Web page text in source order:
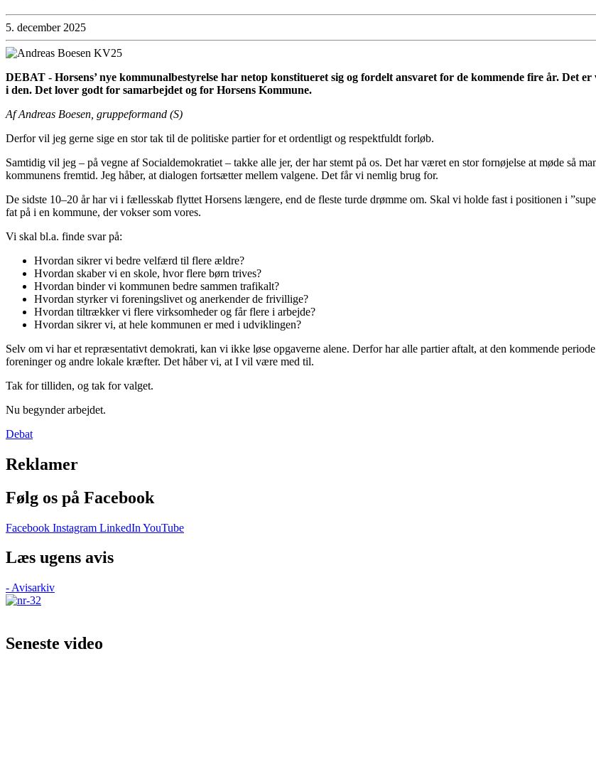
5. december 2025
DEBAT - Horsens’ nye kommunalbestyrelse har netop konstitueret sig og fordelt ansvaret for de kommende fire år. Det
i den. Det lover godt for samarbejdet og for Horsens Kommune.
Af Andreas Boesen, gruppeformand (S)
Derfor vil jeg gerne sige en stor tak til de politiske partier for et ordentligt og respektfuldt forløb.
Samtidig vil jeg – på vegne af Socialdemokratiet – takke alle jer, der har stemt på os. Det har været en stor fornøjelse at møde så
kommunens fremtid. Jeg håber, at dialogen fortsætter mellem valgene. Det får vi nemlig brug for.
De sidste 10–20 år har vi i fællesskab flyttet Horsens længere, end de fleste turde drømme om. Skal vi holde fast i positionen i
fat på i en kommune, der vokser som vores.
Vi skal bl.a. finde svar på:
Hvordan sikrer vi bedre velfærd til flere ældre?
Hvordan skaber vi en skole, hvor flere børn trives?
Hvordan binder vi kommunen bedre sammen trafikalt?
Hvordan styrker vi foreningslivet og anerkender de frivillige?
Hvordan tiltrækker vi flere virksomheder og får flere i arbejde?
Hvordan sikrer vi, at hele kommunen er med i udviklingen?
Selv om vi har et repræsentativt demokrati, kan vi ikke løse opgaverne alene. Derfor har alle partier aftalt, at den kommende
foreninger og andre lokale kræfter. Det håber vi, at I vil være med til.
Tak for tilliden, og tak for valget.
Nu begynder arbejdet.
Debat
Reklamer
Følg os på Facebook
Facebook Instagram LinkedIn YouTube
Læs ugens avis
- Avisarkiv
Seneste video